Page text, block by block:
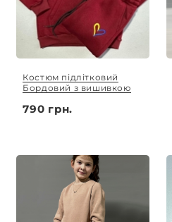
Костюм підлітковий
Бордовий з вишивкою
790 грн.